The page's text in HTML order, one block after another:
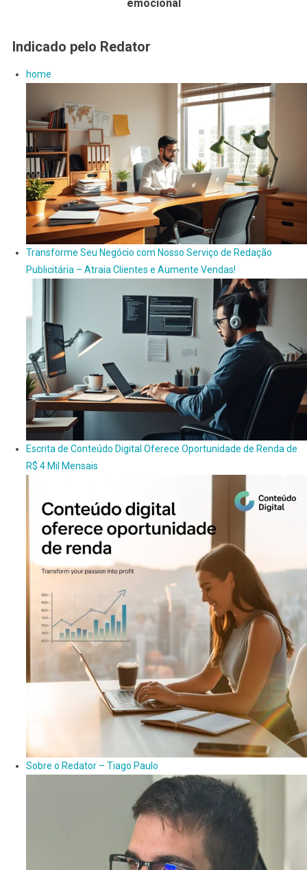
emocional
Indicado pelo Redator
home
Transforme Seu Negócio com Nosso Serviço de Redação
Publicitária – Atraia Clientes e Aumente Vendas!
Escrita de Conteúdo Digital Oferece Oportunidade de Renda de
R$ 4 Mil Mensais
Sobre o Redator – Tiago Paulo